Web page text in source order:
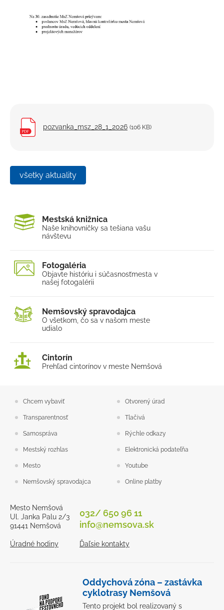
pozvanka_msz_28_1_2026 (106 KB)
všetky aktuality
Mestská knižnica
Naše knihovníčky sa tešiana vašu
návštevu
Fotogaléria
Objavte históriu i súčasnosťmesta v
našej fotogalérii
Nemšovský spravodajca
O všetkom, čo sa v našom meste
udialo
Cintorín
Prehľad cintorínov v meste Nemšová
Chcem vybaviť Otvorený úrad
Transparentnosť Tlačivá
Samospráva Rýchle odkazy
Mestský rozhlas Elektronická podateľňa
Mesto Youtube
Nemšovský spravodajca Online platby
Mesto Nemšová
Ul. Janka Palu 2/3
91441 Nemšová
Úradné hodiny
032/ 650 96 11
info@nemsova.sk
Ďaľsie kontakty
Oddychová zóna – zastávka
cyklotrasy Nemšová
Tento projekt bol realizovaný s